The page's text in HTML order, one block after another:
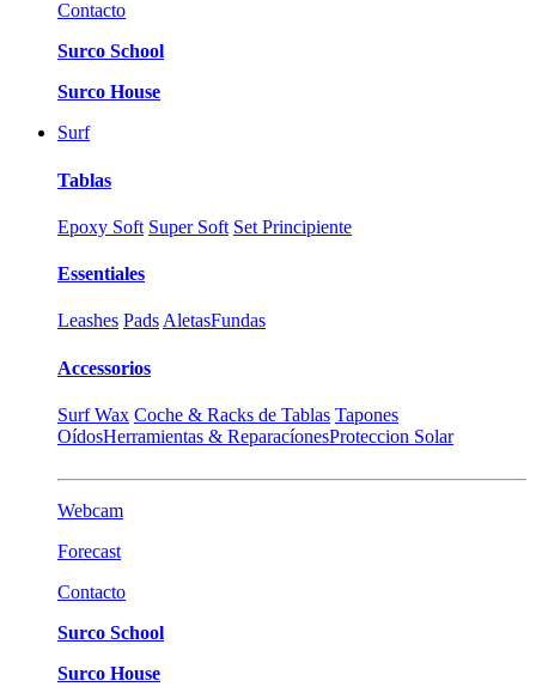
Contacto
Surco School
Surco House
Surf
Tablas
Epoxy Soft Super Soft Set Principiente
Essentiales
Leashes Pads AletasFundas
Accessorios
Surf Wax Coche & Racks de Tablas Tapones
OídosHerramientas & ReparacíonesProteccion Solar
Webcam
Forecast
Contacto
Surco School
Surco House